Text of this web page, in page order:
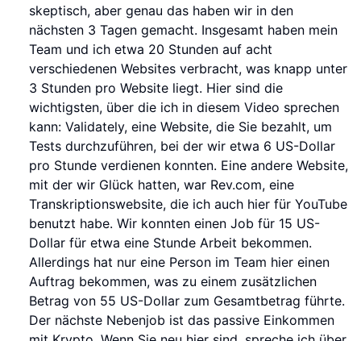
skeptisch, aber genau das haben wir in den
nächsten 3 Tagen gemacht. Insgesamt haben mein
Team und ich etwa 20 Stunden auf acht
verschiedenen Websites verbracht, was knapp unter
3 Stunden pro Website liegt. Hier sind die
wichtigsten, über die ich in diesem Video sprechen
kann: Validately, eine Website, die Sie bezahlt, um
Tests durchzuführen, bei der wir etwa 6 US-Dollar
pro Stunde verdienen konnten. Eine andere Website,
mit der wir Glück hatten, war Rev.com, eine
Transkriptionswebsite, die ich auch hier für YouTube
benutzt habe. Wir konnten einen Job für 15 US-
Dollar für etwa eine Stunde Arbeit bekommen.
Allerdings hat nur eine Person im Team hier einen
Auftrag bekommen, was zu einem zusätzlichen
Betrag von 55 US-Dollar zum Gesamtbetrag führte.
Der nächste Nebenjob ist das passive Einkommen